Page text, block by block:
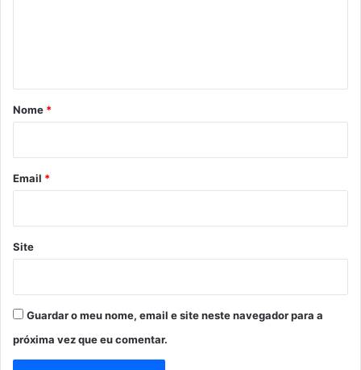
r
*
Nome *
Email *
Site
Guardar o meu nome, email e site neste navegador para a
próxima vez que eu comentar.